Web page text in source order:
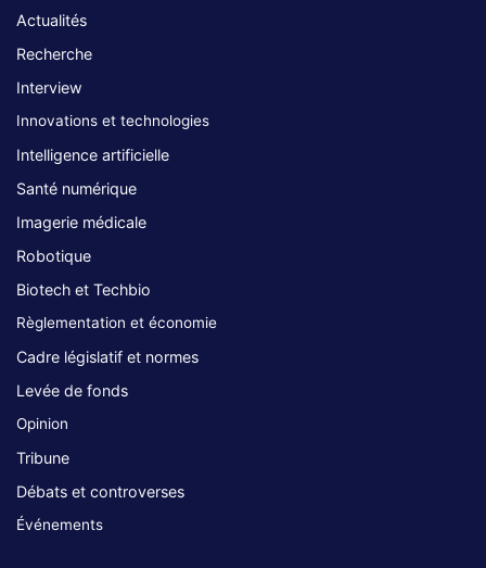
Actualités
Recherche
Interview
Innovations et technologies
Intelligence artificielle
Santé numérique
Imagerie médicale
Robotique
Biotech et Techbio
Règlementation et économie
Cadre législatif et normes
Levée de fonds
Opinion
Tribune
Débats et controverses
Événements